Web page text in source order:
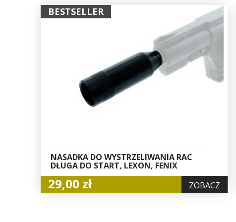
BESTSELLER
NASADKA DO WYSTRZELIWANIA RAC
DŁUGA DO START, LEXON, FENIX
29,00 zł ZOBACZ